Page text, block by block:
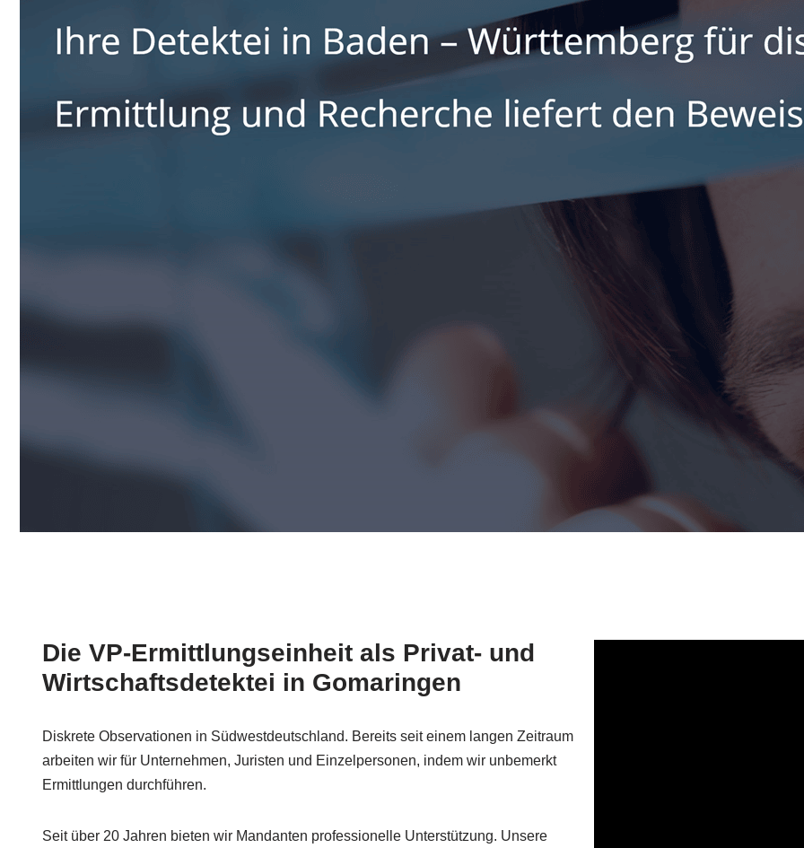
Die VP-Ermittlungseinheit als Privat- und
Wirtschaftsdetektei in Gomaringen
Diskrete Observationen in Südwestdeutschland. Bereits seit einem langen Zeitraum
arbeiten wir für Unternehmen, Juristen und Einzelpersonen, indem wir unbemerkt
Ermittlungen durchführen.
Seit über 20 Jahren bieten wir Mandanten professionelle Unterstützung. Unsere